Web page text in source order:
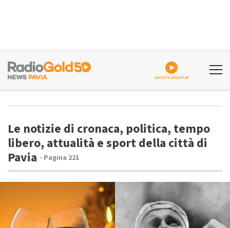
ASCOLTA GOLDPLAY
Le notizie di cronaca, politica, tempo
libero, attualità e sport della città di
Pavia - Pagina 221